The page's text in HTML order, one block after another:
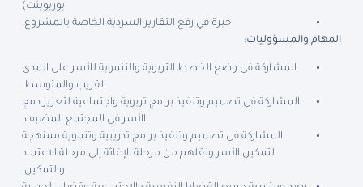
بوربوينت)
خبرة في رفع التقارير السردية الخاصة بالمشروع.
المهام والمسؤوليات:
المشاركة في وضع الخطط التربوية والتنموية للأسر على المدى
القريب والمتوسط.
المشاركة في تصميم وتنفيذ برامج تربوية واجتماعية لتعزيز دمج
الأسر في المجتمع المضيف.
المشاركة في تصميم وتنفيذ برامج تدريبية وتنموية ممنهجة
لتمكين الأسر ونقلهم من مرحلة الإغاثة إلى مرحلة الاعتماد
والتمكين.